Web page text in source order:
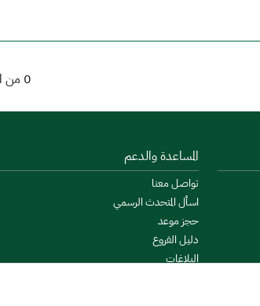
0 من
المساعدة والدعم
تواصل معنا
اسأل المتحدث الرسمي
حجز موعد
دليل الفروع
البلاغات